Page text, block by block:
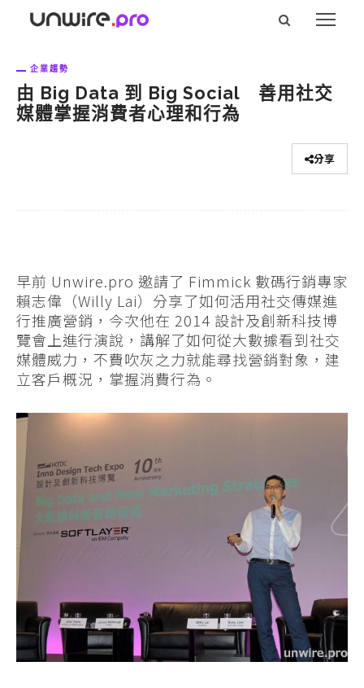
企業趨勢
由 Big Data 到 Big Social 善用社交
媒體掌握消費者心理和行為
分享
早前 Unwire.pro 邀請了 Fimmick 數碼行銷專家
賴志偉（Willy Lai）分享了如何活用社交傳媒進
行推廣營銷，今次他在 2014 設計及創新科技博
覽會上進行演說，講解了如何從大數據看到社交
媒體威力，不費吹灰之力就能尋找營銷對象，建
立客戶概況，掌握消費行為。